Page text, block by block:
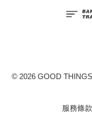
© 2026 GOOD
服務條款